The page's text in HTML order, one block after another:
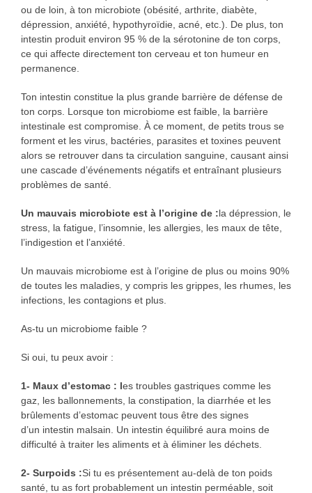
ou de loin, à ton microbiote (obésité, arthrite, diabète,
dépression, anxiété, hypothyroïdie, acné, etc.). De plus, ton
intestin produit environ 95 % de la sérotonine de ton corps,
ce qui affecte directement ton cerveau et ton humeur en
permanence.
Ton intestin constitue la plus grande barrière de défense de
ton corps. Lorsque ton microbiome est faible, la barrière
intestinale est compromise. À ce moment, de petits trous se
forment et les virus, bactéries, parasites et toxines peuvent
alors se retrouver dans ta circulation sanguine, causant ainsi
une cascade d’événements négatifs et entraînant plusieurs
problèmes de santé.
Un mauvais microbiote est à l’origine de :la dépression, le
stress, la fatigue, l’insomnie, les allergies, les maux de tête,
l’indigestion et l’anxiété.
Un mauvais microbiome est à l’origine de plus ou moins 90%
de toutes les maladies, y compris les grippes, les rhumes, les
infections, les contagions et plus.
As-tu un microbiome faible ?
Si oui, tu peux avoir :
1- Maux d’estomac : les troubles gastriques comme les
gaz, les ballonnements, la constipation, la diarrhée et les
brûlements d’estomac peuvent tous être des signes
d’un intestin malsain. Un intestin équilibré aura moins de
difficulté à traiter les aliments et à éliminer les déchets.
2- Surpoids :Si tu es présentement au-delà de ton poids
santé, tu as fort probablement un intestin perméable, soit